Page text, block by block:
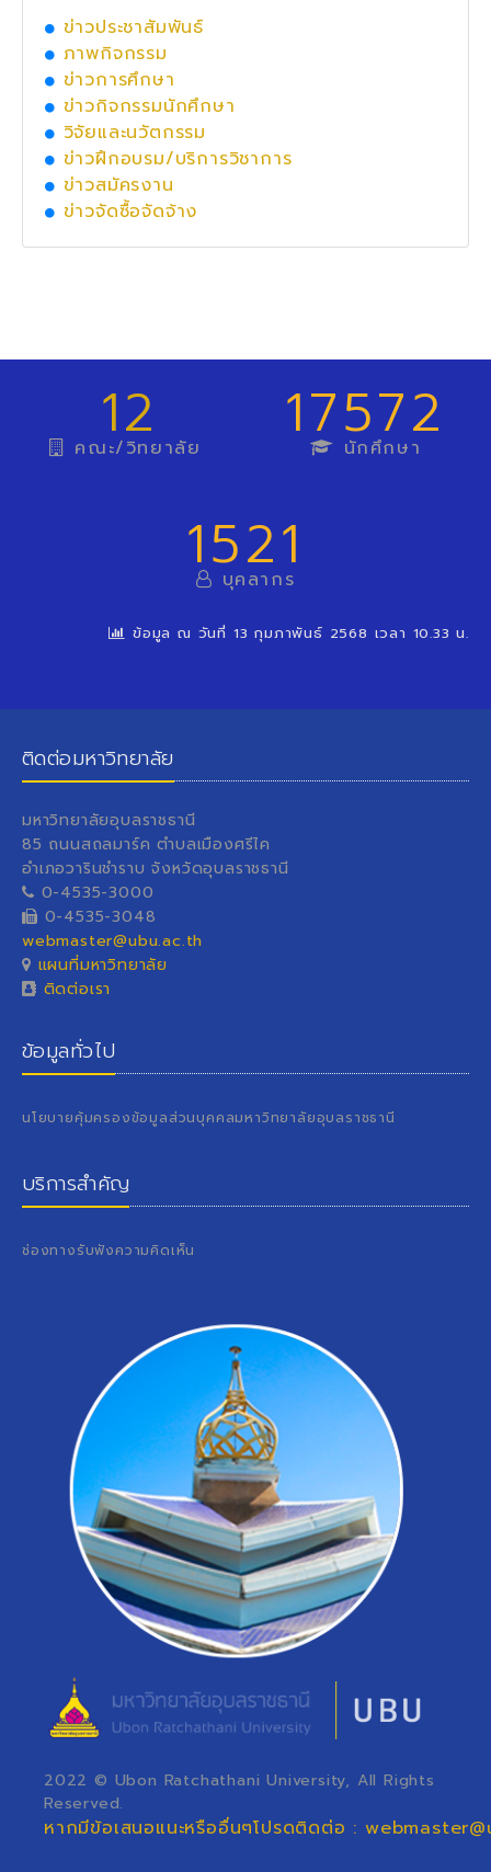
ข่าวประชาสัมพันธ์
ภาพกิจกรรม
ข่าวการศึกษา
ข่าวกิจกรรมนักศึกษา
วิจัยและนวัตกรรม
ข่าวฝึกอบรม/บริการวิชาการ
ข่าวสมัครงาน
ข่าวจัดซื้อจัดจ้าง
12
คณะ/วิทยาลัย 17572
นักศึกษา
1521
บุคลากร
ข้อมูล ณ วันที่ 13 กุมภาพันธ์ 2568 เวลา 10.33 น.
ติดต่อมหาวิทยาลัย
มหาวิทยาลัยอุบลราชธานี
85 ถนนสถลมาร์ค ตำบลเมืองศรีไค
อำเภอวารินชำราบ จังหวัดอุบลราชธานี
0-4535-3000
0-4535-3048
webmaster@ubu.ac.th
แผนที่มหาวิทยาลัย
ติดต่อเรา
ข้อมูลทั่วไป
นโยบายคุ้มครองข้อมูลส่วนบุคคลมหาวิทยาลัยอุบลราชธานี
บริการสำคัญ
ช่องทางรับฟังความคิดเห็น
2022 © Ubon Ratchathani University, All Rights
Reserved.
หากมีข้อเสนอแนะหรืออื่นๆโปรดติดต่อ :